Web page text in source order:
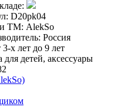
D20pk04
ТМ: AlekSo
Россия
х лет до 9 лет
детей, аксессуары